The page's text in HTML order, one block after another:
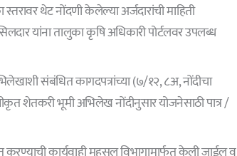
थेट नोंदणी केलेल्या अर्जदारांची माहिती
यांना तालुका कृषि अधिकारी पोर्टलवर उपलब्ध
संबंधित कागदपत्रांच्या (७/१२, ८अ, नोंदीचा
शेतकरी भूमी अभिलेख नोंदीनुसार योजनेसाठी पात्र /